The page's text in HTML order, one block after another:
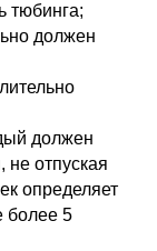
тюбинга;
должен
должен
не отпуская
определяет
более 5